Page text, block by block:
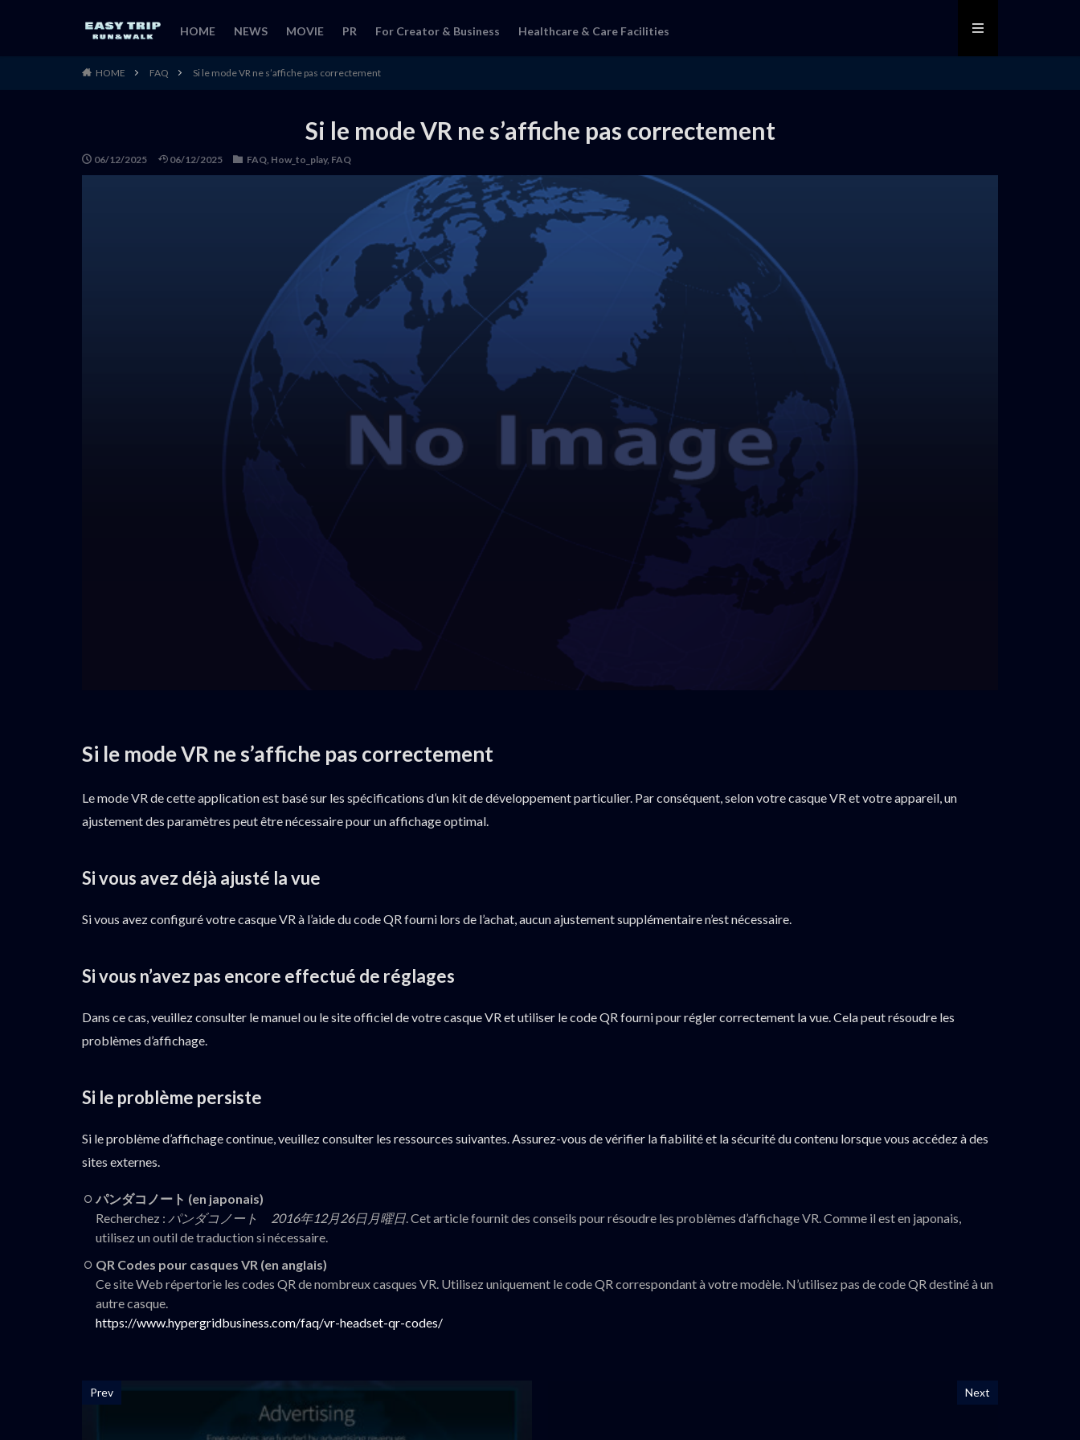
HOME NEWS MOVIE PR For Creator & Business Healthcare & Care Facilities
HOME FAQ Si le mode VR ne s’affiche pas correctement
Si le mode VR ne s’affiche pas correctement
06/12/2025 06/12/2025 FAQ, How_to_play, FAQ
Si le mode VR ne s’affiche pas correctement
Le mode VR de cette application est basé sur les spécifications d’un kit de développement particulier. Par conséquent, selon votre casque VR et votre appareil, un
ajustement des paramètres peut être nécessaire pour un affichage optimal.
Si vous avez déjà ajusté la vue
Si vous avez configuré votre casque VR à l’aide du code QR fourni lors de l’achat, aucun ajustement supplémentaire n’est nécessaire.
Si vous n’avez pas encore effectué de réglages
Dans ce cas, veuillez consulter le manuel ou le site officiel de votre casque VR et utiliser le code QR fourni pour régler correctement la vue. Cela peut résoudre les
problèmes d’affichage.
Si le problème persiste
Si le problème d’affichage continue, veuillez consulter les ressources suivantes. Assurez-vous de vérifier la fiabilité et la sécurité du contenu lorsque vous accédez à des
sites externes.
パンダコノート (en japonais)
Recherchez : パンダコノート 2016年12月26日月曜日. Cet article fournit des conseils pour résoudre les problèmes d’affichage VR. Comme il est en japonais,
utilisez un outil de traduction si nécessaire.
QR Codes pour casques VR (en anglais)
Ce site Web répertorie les codes QR de nombreux casques VR. Utilisez uniquement le code QR correspondant à votre modèle. N’utilisez pas de code QR destiné à un
autre casque.
https://www.hypergridbusiness.com/faq/vr-headset-qr-codes/
Prev Next